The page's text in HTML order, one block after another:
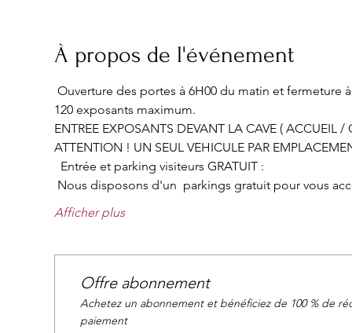
À propos de l'événement
Ouverture des portes à 6H00 du matin et fermeture
120 exposants maximum.
ENTREE EXPOSANTS DEVANT LA CAVE ( ACCUEIL /
ATTENTION ! UN SEUL VEHICULE PAR
Entrée et parking visiteurs GRATUIT :
Nous disposons d'un  parkings gratuit pour vous
Afficher plus
Offre abonnement
Achetez un abonnement et bénéficiez de 100 % de
paiement